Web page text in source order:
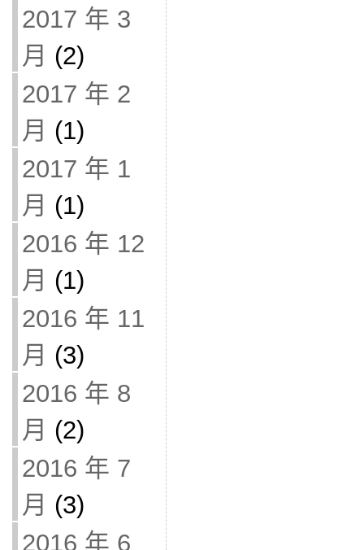
2017 年 3
月 (2)
2017 年 2
月 (1)
2017 年 1
月 (1)
2016 年 12
月 (1)
2016 年 11
月 (3)
2016 年 8
月 (2)
2016 年 7
月 (3)
2016 年 6